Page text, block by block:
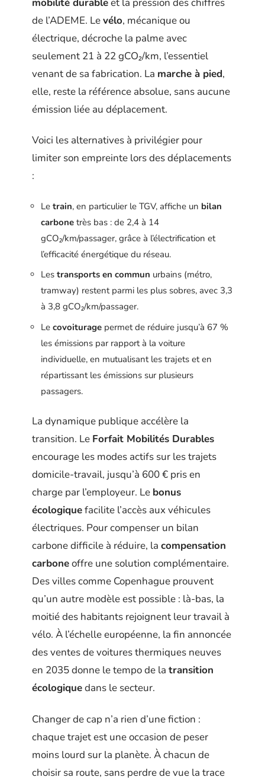
de l’ADEME. Levélo, mécanique ou
électrique, décroche la palme avec
seulement 21 à 22 gCO₂/km, l’essentiel
venant de sa fabrication. La marche à pied,
elle, reste la référence absolue, sans aucune
émission liée au déplacement.
Voici les alternatives à privilégier pour
limiter son empreinte lors des déplacements
:
Le train, en particulier le TGV, affiche un bilan
carbone très bas : de 2,4 à 14
gCO₂/km/passager, grâce à l’électrification et
l’efficacité énergétique du réseau.
Les transports en commun urbains (métro,
tramway) restent parmi les plus sobres, avec 3,3
à 3,8 gCO₂/km/passager.
Le covoiturage permet de réduire jusqu’à 67 %
les émissions par rapport à la voiture
individuelle, en mutualisant les trajets et en
répartissant les émissions sur plusieurs
passagers.
La dynamique publique accélère la
transition. Le Forfait Mobilités Durables
encourage les modes actifs sur les trajets
domicile-travail, jusqu’à 600 € pris en
charge par l’employeur. Le bonus
écologiquefacilite l’accès aux véhicules
électriques. Pour compenser un bilan
carbone difficile à réduire, la compensation
carboneoffre une solution complémentaire.
Des villes comme Copenhague prouvent
qu’un autre modèle est possible : là-bas, la
moitié des habitants rejoignent leur travail à
vélo. À l’échelle européenne, la fin annoncée
des ventes de voitures thermiques neuves
en 2035 donne le tempo de la transition
écologiquedans le secteur.
Changer de cap n’a rien d’une fiction :
chaque trajet est une occasion de peser
moins lourd sur la planète. À chacun de
choisir sa route, sans perdre de vue la trace